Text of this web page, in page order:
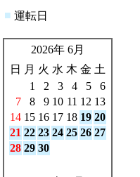
■ 運転日
2026年 6月
日
月 火 水 木 金 土
1
2 3 4 5
6
7
8 9 10 11 12 13
14 15 16 17 18 19 20
21 22 23 24 25 26 27
28 29 30